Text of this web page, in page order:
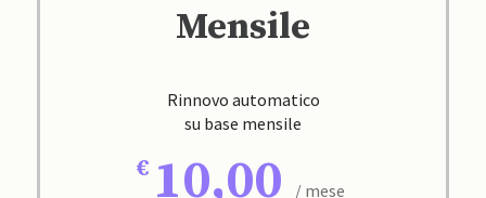
Mensile
Rinnovo automatico
su base mensile
10,00 / mese